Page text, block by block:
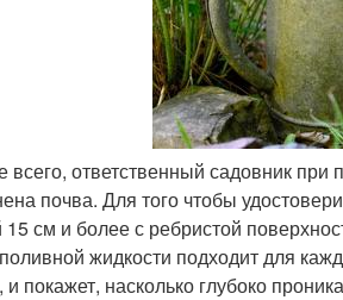
всего, ответственный садовник
почва. Для того чтобы
см и более с ребристой
жидкости подходит для
и покажет, насколько глубоко